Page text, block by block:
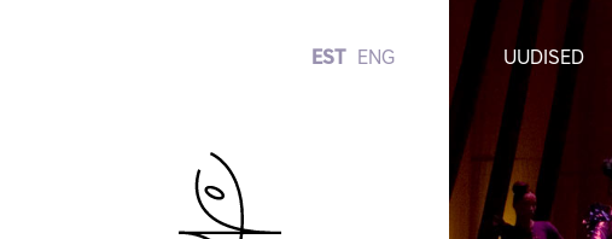
EST ENG UUDISED